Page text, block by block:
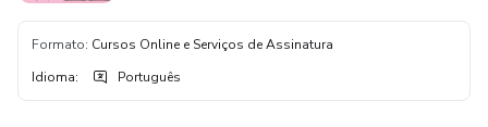
Formato: Cursos Online e Serviços de Assinatura
Idioma: Português